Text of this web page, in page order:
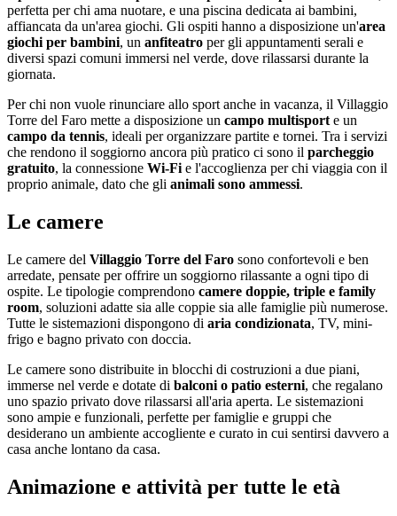
perfetta per chi ama nuotare, e una piscina dedicata ai bambini,
affiancata da un'area giochi. Gli ospiti hanno a disposizione un'area
giochi per bambini, un anfiteatro per gli appuntamenti serali e
diversi spazi comuni immersi nel verde, dove rilassarsi durante la
giornata.
Per chi non vuole rinunciare allo sport anche in vacanza, il Villaggio
Torre del Faro mette a disposizione un campo multisporte un
campo da tennis, ideali per organizzare partite e tornei. Tra i servizi
che rendono il soggiorno ancora più pratico ci sono il parcheggio
gratuito, la connessione Wi-Fie l'accoglienza per chi viaggia con il
proprio animale, dato che gli animali sono ammessi.
Le camere
Le camere del Villaggio Torre del Faro sono confortevoli e ben
arredate, pensate per offrire un soggiorno rilassante a ogni tipo di
ospite. Le tipologie comprendono camere doppie, triple e family
room, soluzioni adatte sia alle coppie sia alle famiglie più numerose.
Tutte le sistemazioni dispongono di aria condizionata, TV, mini-
frigo e bagno privato con doccia.
Le camere sono distribuite in blocchi di costruzioni a due piani,
immerse nel verde e dotate di balconi o patio esterni, che regalano
uno spazio privato dove rilassarsi all'aria aperta. Le sistemazioni
sono ampie e funzionali, perfette per famiglie e gruppi che
desiderano un ambiente accogliente e curato in cui sentirsi davvero a
casa anche lontano da casa.
Animazione e attività per tutte le età